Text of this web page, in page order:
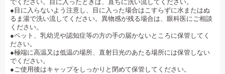
●目に入らないよう注意し、目に入った場合はこすらずに水またはぬ
るま湯で洗い流してください。異物感が残る場合は、眼科医にご相談
ください。
●ペット、乳幼児や認知症等の方の手の届かないところに保管してく
ださい。
●極端に高温又は低温の場所、直射日光のあたる場所には保管しない
でください。
●ご使用後はキャップをしっかりと閉めて保管してください。